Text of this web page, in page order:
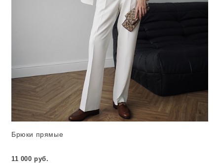
Брюки прямые
11 000 руб.